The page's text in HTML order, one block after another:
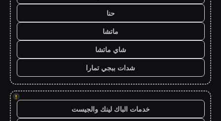
حنا
ماتشا
شاي ماتشا
شدات ببجي تمارا
!
خدمات الباك لينك والجيست